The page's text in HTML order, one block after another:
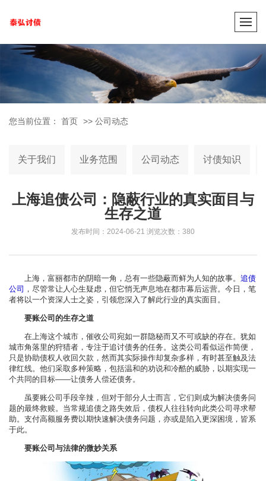
您当前位置： 首页 >> 公司动态
关于我们 业务范围 公司动态 讨债知识
上海追债公司：隐蔽行业的真实面目与
生存之道
发布时间：2024-06-21 浏览次数：380
上海，富丽都市的阴暗一角，总有一些隐蔽而鲜为人知的故事。 追债
公司 ，尽管常让人心生疑虑，但它悄无声息地在都市幕后运营。今日，笔
者将以一个资深人士之姿，引领您深入了解此行业的真实面目。
要账公司的生存之道
在上海这个城市，催收公司宛如一群隐秘而又不可或缺的存在。犹如
城市角落里的狩猎者，专注于追讨债务的任务。这类公司看似运作简便，
只是协助债权人收回欠款，然而其实际操作却复杂多样，有时甚至触及法
律红线。他们采取多种策略，包括温和的劝说和冷酷的威胁，以期实现一
个共同的目标——让债务人偿还债务。
虽要账公司手段辛辣，但对于部分人士而言，它们则成为解决债务问
题的最终救赎。当常规追债之路失效后，债权人往往转向此类公司寻求帮
助。支付高额服务费以期快速解决债务问题，亦或是陷入更深困境，皆系
于此。
要账公司与法律的微妙关系